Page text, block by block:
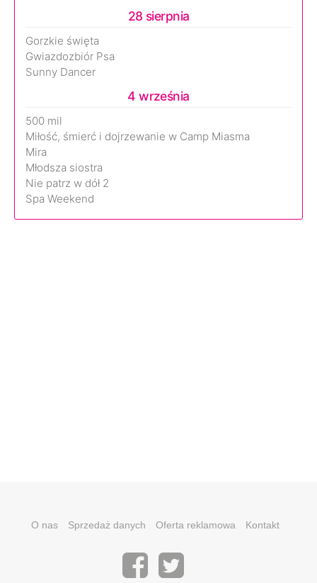
28 sierpnia
Gorzkie święta
Gwiazdozbiór Psa
Sunny Dancer
4 września
500 mil
Miłość, śmierć i dojrzewanie w Camp Miasma
Mira
Młodsza siostra
Nie patrz w dół 2
Spa Weekend
O nas Sprzedaż danych Oferta reklamowa Kontakt